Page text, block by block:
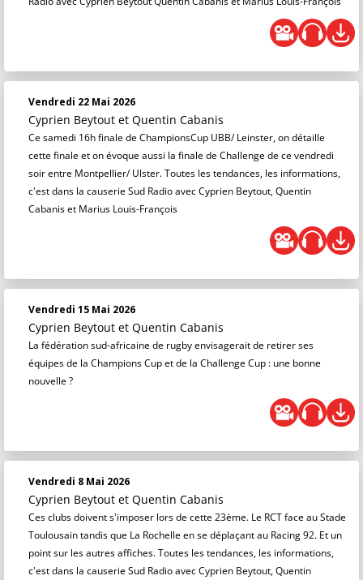
Vendredi 22 Mai 2026
Cyprien Beytout et Quentin Cabanis
Ce samedi 16h finale de ChampionsCup UBB/ Leinster, on détaille
cette finale et on évoque aussi la finale de Challenge de ce vendredi
soir entre Montpellier/ Ulster. Toutes les tendances, les informations,
c'est dans la causerie Sud Radio avec Cyprien Beytout, Quentin
Cabanis et Marius Louis-François
Vendredi 15 Mai 2026
Cyprien Beytout et Quentin Cabanis
La fédération sud-africaine de rugby envisagerait de retirer ses
équipes de la Champions Cup et de la Challenge Cup : une bonne
nouvelle ?
Vendredi 8 Mai 2026
Cyprien Beytout et Quentin Cabanis
Ces clubs doivent s'imposer lors de cette 23ème. Le RCT face au Stade
Toulousain tandis que La Rochelle en se déplaçant au Racing 92. Et un
point sur les autres affiches. Toutes les tendances, les informations,
c'est dans la causerie Sud Radio avec Cyprien Beytout, Quentin